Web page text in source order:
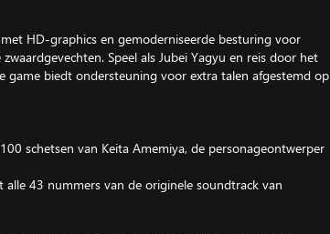
HD-graphics en gemoderniseerde besturing voor
Speel als Jubei Yagyu en reis door het
game biedt ondersteuning voor extra talen afgestemd op
schetsen van Keita Amemiya, de personageontwerper
43 nummers van de originele soundtrack van